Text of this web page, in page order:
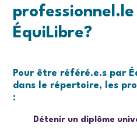
ÉquiLibre?
Pour être référé.e.s par
dans le répertoire, les
:
Détenir un diplôme